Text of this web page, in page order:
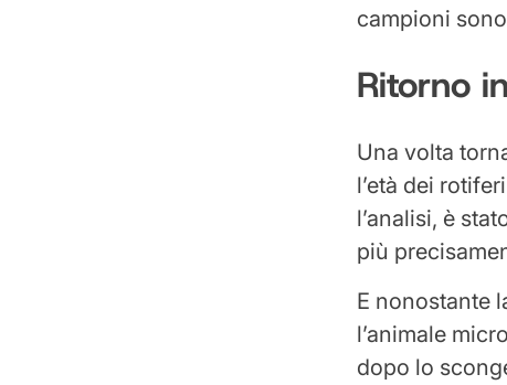
campioni
Ritorno
Una volta
l’età dei
l’analisi, è
più
E nonostante
l’animale
dopo lo